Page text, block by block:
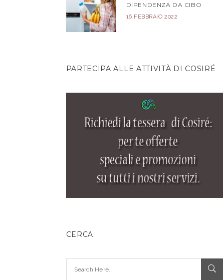
DIPENDENZA DA CIBO
16 FEBBRAIO 2022
PARTECIPA ALLE ATTIVITÀ DI COSIRÉ
CERCA